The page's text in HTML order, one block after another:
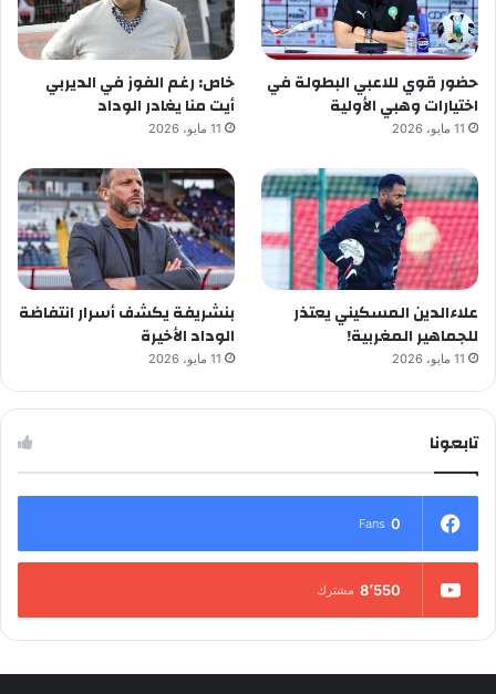
حضور قوي للاعبي البطولة في
اختيارات وهبي الأولية
11 مايو، 2026
خاص: رغم الفوز في الديربي
أيت منا يغادر الوداد
11 مايو، 2026
علاءالدين المسكيني يعتذر
للجماهير المغربية!
11 مايو، 2026
بنشريفة يكشف أسرار انتفاضة
الوداد الأخيرة
11 مايو، 2026
تابعونا
0
Fans
8٬550 مشترك